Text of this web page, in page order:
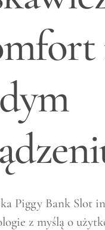
Piggy Bank Slot
z myślą o